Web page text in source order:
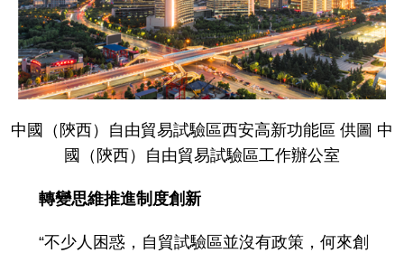
中國（陝西）自由貿易試驗區西安高新功能區 供圖 中
國（陝西）自由貿易試驗區工作辦公室
轉變思維推進制度創新
“不少人困惑，自貿試驗區並沒有政策，何來創